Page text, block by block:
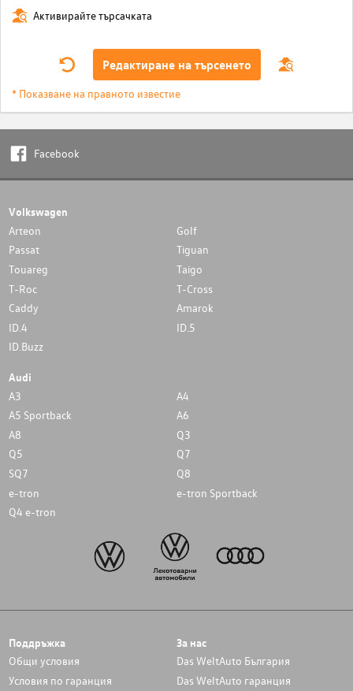
Активирайте търсачката
Редактиране на търсенето
* Показване на правното известие
Facebook
Volkswagen
Arteon
Golf
Passat
Tiguan
Touareg
Taigo
T-Roc
T-Cross
Caddy
Amarok
ID.4
ID.5
ID.Buzz
Audi
A3
A4
A5 Sportback
A6
A8
Q3
Q5
Q7
SQ7
Q8
e-tron
e-tron Sportback
Q4 e-tron
Поддръжка
Общи условия
Условия по гаранция
За нас
Das WeltAuto България
Das WeltAuto гаранция